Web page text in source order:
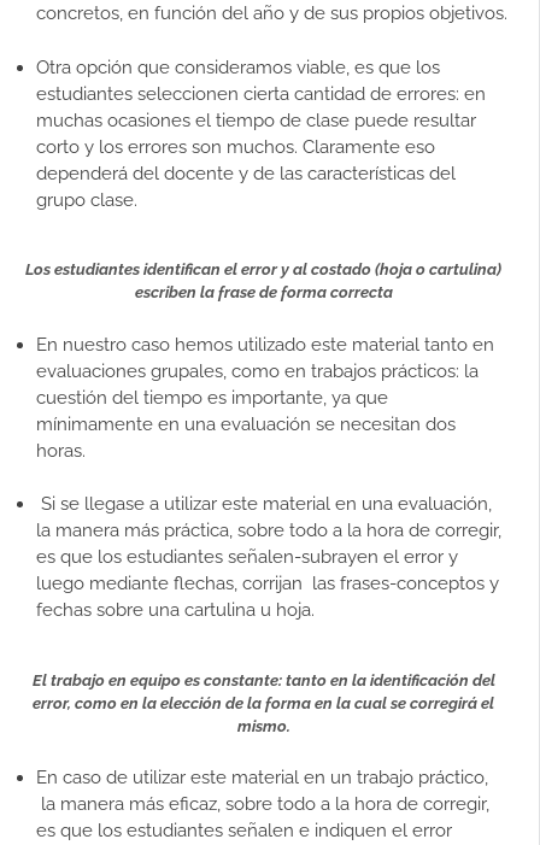
concretos, en función del año y de sus propios objetivos.
Otra opción que consideramos viable, es que los
estudiantes seleccionen cierta cantidad de errores: en
muchas ocasiones el tiempo de clase puede resultar
corto y los errores son muchos. Claramente eso
dependerá del docente y de las características del
grupo clase.
Los estudiantes identifican el error y al costado (hoja o cartulina)
escriben la frase de forma correcta
En nuestro caso hemos utilizado este material tanto en
evaluaciones grupales, como en trabajos prácticos: la
cuestión del tiempo es importante, ya que
mínimamente en una evaluación se necesitan dos
horas.
Si se llegase a utilizar este material en una evaluación,
la manera más práctica, sobre todo a la hora de corregir,
es que los estudiantes señalen-subrayen el error y
luego mediante flechas, corrijan las frases-conceptos y
fechas sobre una cartulina u hoja.
El trabajo en equipo es constante: tanto en la identificación del
error, como en la elección de la forma en la cual se corregirá el
mismo.
En caso de utilizar este material en un trabajo práctico,
la manera más eficaz, sobre todo a la hora de corregir,
es que los estudiantes señalen e indiquen el error